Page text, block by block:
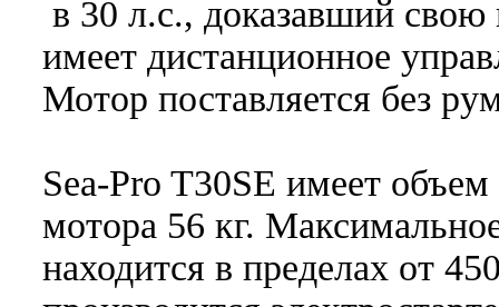
в 30 л.с., доказавший
имеет дистанционное
Мотор поставляется без
Sea-Pro T30SE имеет
мотора 56 кг.
находится в пределах от